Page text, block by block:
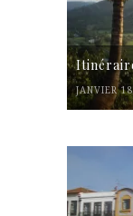
JANVIER